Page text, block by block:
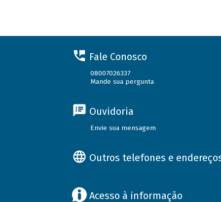
Fale Conosco
08007026337
Mande sua pergunta
Ouvidoria
Envie sua mensagem
Outros telefones e
Acesso à informação